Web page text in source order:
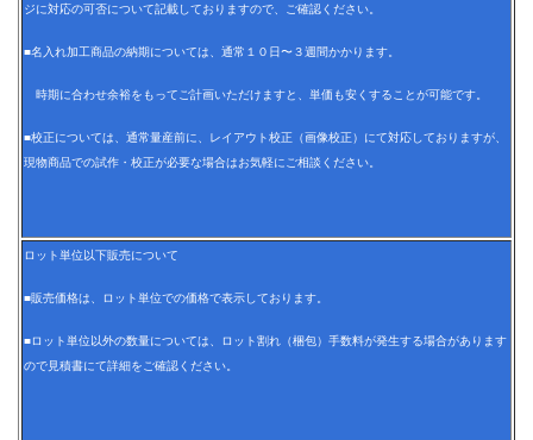
ジに対応の可否について記載しておりますので、ご確認ください。
■名入れ加工商品の納期については、通常１０日〜３週間かかります。
時期に合わせ余裕をもってご計画いただけますと、単価も安くすることが可能です。
■校正については、通常量産前に、レイアウト校正（画像校正）にて対応しておりますが、
現物商品での試作・校正が必要な場合はお気軽にご相談ください。
ロット単位以下販売について
■販売価格は、ロット単位での価格で表示しております。
■ロット単位以外の数量については、ロット割れ（梱包）手数料が発生する場合があります
ので見積書にて詳細をご確認ください。